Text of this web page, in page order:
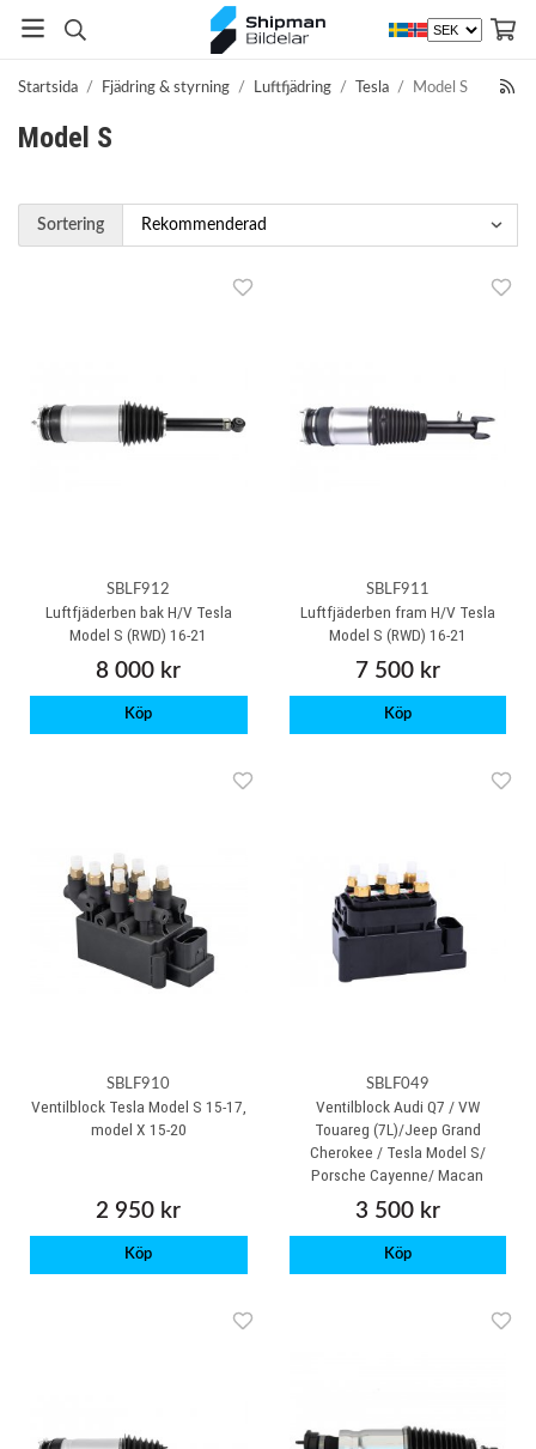
Startsida / Fjädring & styrning / Luftfjädring / Tesla / Model S
Model S
Sortering
SBLF912
Luftfjäderben bak H/V Tesla
Model S (RWD) 16-21
8 000 kr
Köp
SBLF911
Luftfjäderben fram H/V Tesla
Model S (RWD) 16-21
7 500 kr
Köp
SBLF910
Ventilblock Tesla Model S 15-17,
model X 15-20
2 950 kr
Köp
SBLF049
Ventilblock Audi Q7 / VW
Touareg (7L)/Jeep Grand
Cherokee / Tesla Model S/
Porsche Cayenne/ Macan
3 500 kr
Köp